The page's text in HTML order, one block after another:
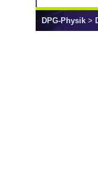
DPG-Physik >